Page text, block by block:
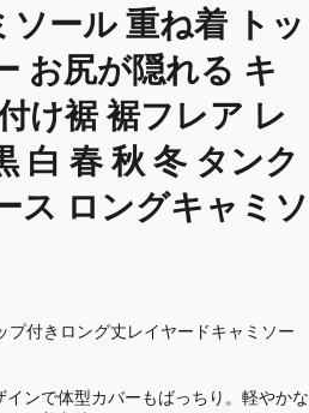
ール 重ね着 トッ
お尻が隠れる キ
け裾 裾フレア レ
白 春 秋 冬 タンク
ス ロングキャミソ
プ付きロング丈レイヤードキャミソー
ンで体型カバーもばっちり。軽やかな